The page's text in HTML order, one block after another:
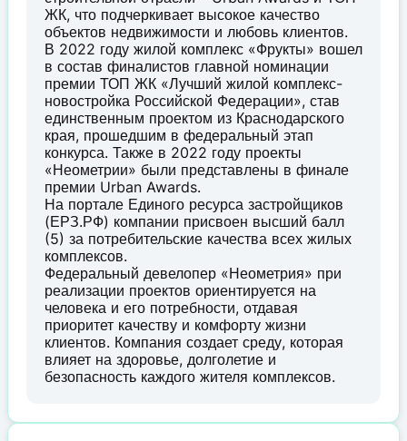
ЖК, что подчеркивает высокое качество
объектов недвижимости и любовь клиентов.
В 2022 году жилой комплекс «Фрукты» вошел
в состав финалистов главной номинации
премии ТОП ЖК «Лучший жилой комплекс-
новостройка Российской Федерации», став
единственным проектом из Краснодарского
края, прошедшим в федеральный этап
конкурса. Также в 2022 году проекты
«Неометрии» были представлены в финале
премии Urban Awards.
На портале Единого ресурса застройщиков
(ЕРЗ.РФ) компании присвоен высший балл
(5) за потребительские качества всех жилых
комплексов.
Федеральный девелопер «Неометрия» при
реализации проектов ориентируется на
человека и его потребности, отдавая
приоритет качеству и комфорту жизни
клиентов. Компания создает среду, которая
влияет на здоровье, долголетие и
безопасность каждого жителя комплексов.